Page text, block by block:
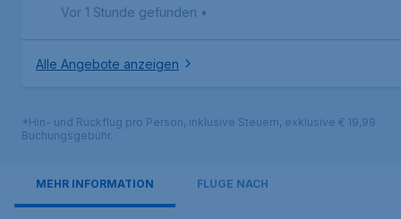
Vor 1 Stunde gefunden •
Alle Angebote anzeigen
*Hin- und Rückflug pro Person, inklusive Steuern, exklusive € 19,99
Buchungsgebühr.
MEHR INFORMATION FLÜGE NACH